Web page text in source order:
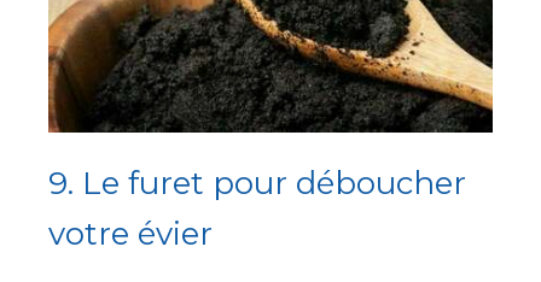
9. Le furet pour déboucher
votre évier